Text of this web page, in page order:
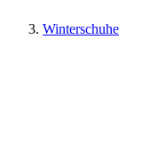
Winterschuhe